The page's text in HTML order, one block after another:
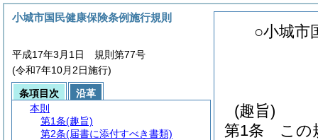
○小城市
(趣旨)
第1条
この
小城市国民健康保険条例施行規則
平成17年3月1日 規則第77号
(令和7年10月2日施行)
条項目次
沿革
本則
第1条(趣旨)
第2条(届書に添付すべき書類)